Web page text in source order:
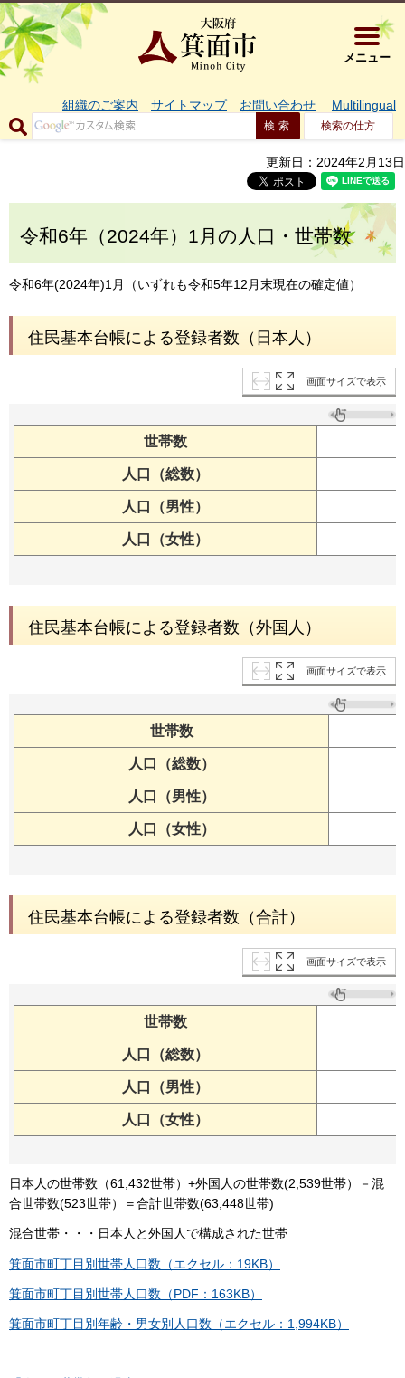
大阪府箕
メニュー
組織のご案内 サイトマップ お問い合わせ Multilingual
検索の仕方
更新日：2024年2月13日
令和6年（2024年）1月の人口・世帯数
令和6年(2024年)1月（いずれも令和5年12月末現在の確定値）
住民基本台帳による登録者数（日本人）
画面サイズで表示
世帯数
人口（総数）
人口（男性）
人口（女性）
住民基本台帳による登録者数（外国人）
画面サイズで表示
世帯数
人口（総数）
人口（男性）
人口（女性）
住民基本台帳による登録者数（合計）
画面サイズで表示
世帯数
人口（総数）
人口（男性）
人口（女性）
日本人の世帯数（61,432世帯）+外国人の世帯数(2,539世帯）－混
合世帯数(523世帯）＝合計世帯数(63,448世帯)
混合世帯・・・日本人と外国人で構成された世帯
箕面市町丁目別世帯人口数（エクセル：19KB）
箕面市町丁目別世帯人口数（PDF：163KB）
箕面市町丁目別年齢・男女別人口数（エクセル：1,994KB）